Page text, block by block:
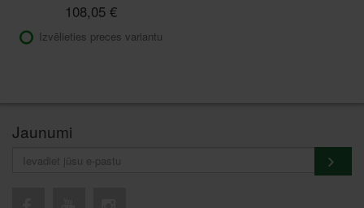
108,05 €
Izvēlieties preces variantu
Jaunumi